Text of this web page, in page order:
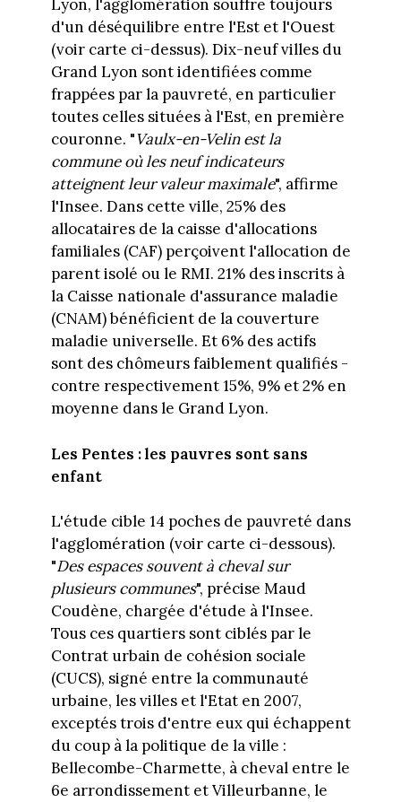
Lyon, l'agglomération souffre toujours
d'un déséquilibre entre l'Est et l'Ouest
(voir carte ci-dessus). Dix-neuf villes du
Grand Lyon sont identifiées comme
frappées par la pauvreté, en particulier
toutes celles situées à l'Est, en première
couronne. "Vaulx-en-Velin est la
commune où les neuf indicateurs
atteignent leur valeur maximale", affirme
l'Insee. Dans cette ville, 25% des
allocataires de la caisse d'allocations
familiales (CAF) perçoivent l'allocation de
parent isolé ou le RMI. 21% des inscrits à
la Caisse nationale d'assurance maladie
(CNAM) bénéficient de la couverture
maladie universelle. Et 6% des actifs
sont des chômeurs faiblement qualifiés -
contre respectivement 15%, 9% et 2% en
moyenne dans le Grand Lyon.
Les Pentes : les pauvres sont sans
enfant
L'étude cible 14 poches de pauvreté dans
l'agglomération (voir carte ci-dessous).
"Des espaces souvent à cheval sur
plusieurs communes", précise Maud
Coudène, chargée d'étude à l'Insee.
Tous ces quartiers sont ciblés par le
Contrat urbain de cohésion sociale
(CUCS), signé entre la communauté
urbaine, les villes et l'Etat en 2007,
exceptés trois d'entre eux qui échappent
du coup à la politique de la ville :
Bellecombe-Charmette, à cheval entre le
6e arrondissement et Villeurbanne, le